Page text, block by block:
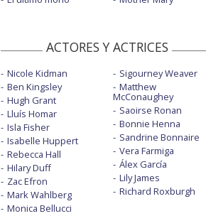
ACTORES Y ACTRICES
Nicole Kidman
Ben Kingsley
Hugh Grant
Lluís Homar
Isla Fisher
Isabelle Huppert
Rebecca Hall
Hilary Duff
Zac Efron
Mark Wahlberg
Monica Bellucci
Sigourney Weaver
Matthew
McConaughey
Saoirse Ronan
Bonnie Henna
Sandrine Bonnaire
Vera Farmiga
Álex García
Lily James
Richard Roxburgh